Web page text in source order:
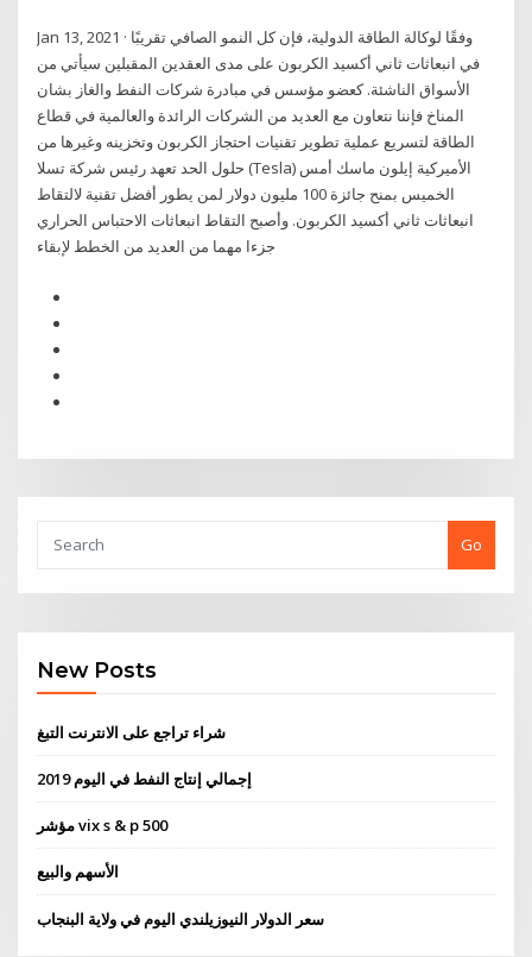
Jan 13, 2021 · وفقًا لوكالة الطاقة الدولية، فإن كل النمو الصافي تقريبًا
في انبعاثات ثاني أكسيد الكربون على مدى العقدين المقبلين سيأتي من
الأسواق الناشئة. كعضو مؤسس في مبادرة شركات النفط والغاز بشان
المناخ فإننا نتعاون مع العديد من الشركات الرائدة والعالمية في قطاع
الطاقة لتسريع عملية تطوير تقنيات احتجاز الكربون وتخزينه وغيرها من
حلول الحد تعهد رئيس شركة تسلا (Tesla) الأميركية إيلون ماسك أمس
الخميس بمنح جائزة 100 مليون دولار لمن يطور أفضل تقنية لالتقاط
انبعاثات ثاني أكسيد الكربون. وأصبح التقاط انبعاثات الاحتباس الحراري
جزءا مهما من العديد من الخطط لإبقاء
Go
New Posts
شراء تراجع على الانترنت التبغ
إجمالي إنتاج النفط في اليوم 2019
مؤشر vix s & p 500
الأسهم والبيع
سعر الدولار النيوزيلندي اليوم في ولاية البنجاب